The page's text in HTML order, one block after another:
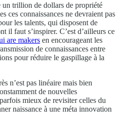
trillion de dollars de propriété
ces connaissances ne devraient pas
les talents, qui disposent de
il faut s’inspirer. C’est d’ailleurs ce
are makers en encourageant les
de connaissances entre
pour réduire le gaspillage à la
n’est pas linéaire mais bien
de nouvelles
mieux de revisiter celles du
naissance à une méta innovation